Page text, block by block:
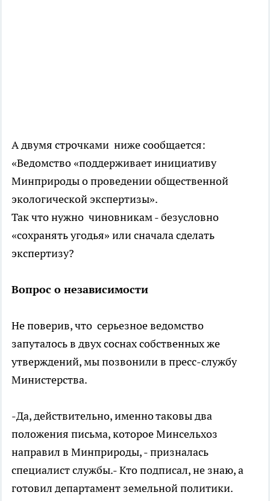
А двумя строчками ниже сообщается:
«Ведомство «поддерживает инициативу
Минприроды о проведении общественной
экологической экспертизы».
Так что нужно чиновникам - безусловно
«сохранять угодья» или сначала сделать
экспертизу?
Вопрос о независимости
Не поверив, что серьезное ведомство
запуталось в двух соснах собственных же
утверждений, мы позвонили в пресс-службу
Министерства.
-Да, действительно, именно таковы два
положения письма, которое Минсельхоз
направил в Минприроды, - призналась
специалист службы.- Кто подписал, не знаю, а
готовил департамент земельной политики.